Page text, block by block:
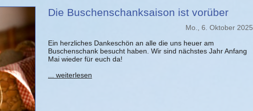
Die Buschenschanksaison ist vorüber
Mo., 6. Oktober 2025
Ein herzliches Dankeschön an alle die uns heuer am
Buschenschank besucht haben. Wir sind nächstes Jahr Anfang
Mai wieder für euch da!
... weiterlesen